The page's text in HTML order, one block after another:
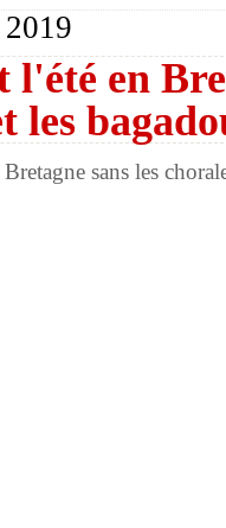
l'été en
les